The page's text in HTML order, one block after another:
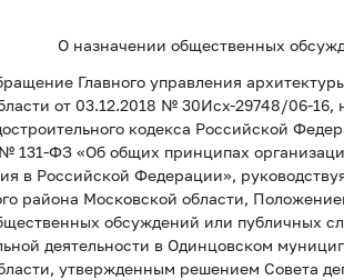
О назначении общественных
Главного управления
от 03.12.2018 № 30Исх-29748/06-16,
кодекса Российской
131-ФЗ «Об общих принципах
в Российской Федерации»,
района Московской области,
обсуждений или публичных
деятельности в Одинцовском
утвержденным решением Совета